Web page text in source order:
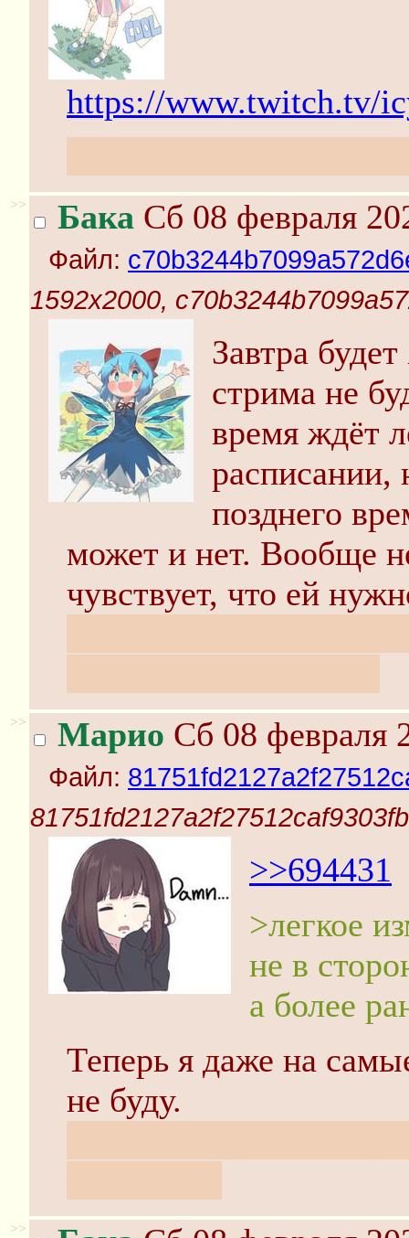
https://www.twitch.tv/
>> Бака Сб 08 февраля
Файл:
1592x2000,
Завтра
стрима не
время ждёт
расписании,
позднего
может и нет. Вообще
чувствует, что ей
>> Марио Сб 08 февраля
Файл:
>>694431
>легкое
не в
а более
Теперь я даже на
не буду.
>>